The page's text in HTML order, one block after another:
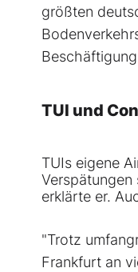
größten
TUI und
TUIs eigene
erklärte er.
"Trotz
Frankfurt an